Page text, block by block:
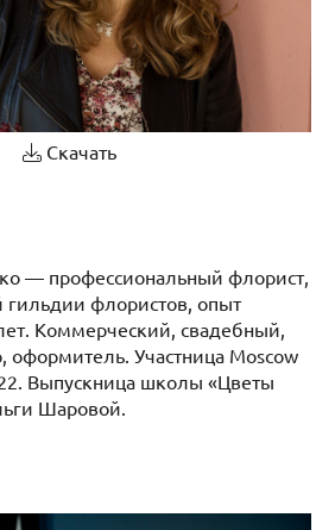
Скачать
— профессиональный флорист,
гильдии флористов, опыт
Коммерческий, свадебный,
оформитель. Участница Moscow
Выпускница школы «Цветы
Шаровой.